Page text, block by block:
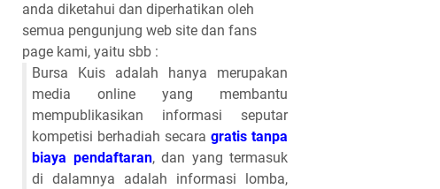
anda diketahui dan diperhatikan oleh
semua pengunjung web site dan fans
page kami, yaitu sbb :
Bursa Kuis adalah hanya merupakan
media online yang membantu
mempublikasikan informasi seputar
kompetisi berhadiah secara gratis tanpa
biaya pendaftaran, dan yang termasuk
di dalamnya adalah informasi lomba,